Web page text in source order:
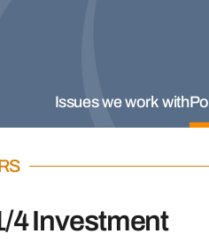
Issues we work with
4 Investment